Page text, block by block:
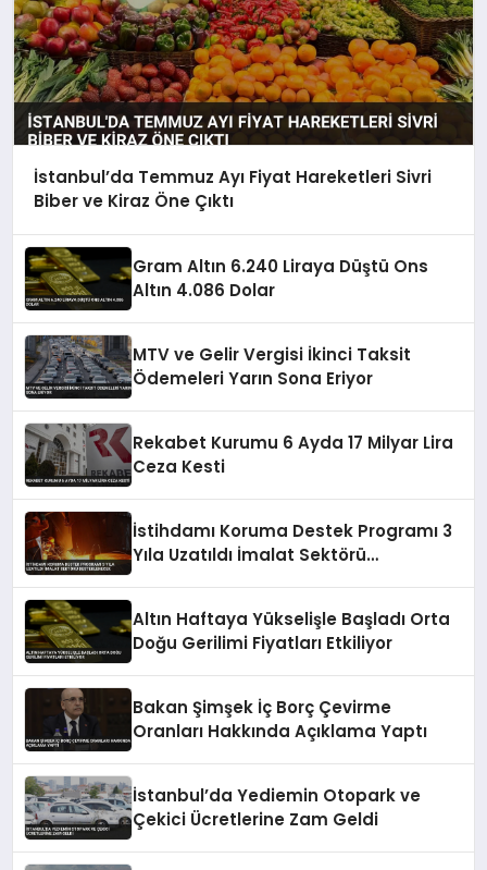
İstanbul’da Temmuz Ayı Fiyat Hareketleri Sivri
Biber ve Kiraz Öne Çıktı
Gram Altın 6.240 Liraya Düştü Ons
Altın 4.086 Dolar
MTV ve Gelir Vergisi İkinci Taksit
Ödemeleri Yarın Sona Eriyor
Rekabet Kurumu 6 Ayda 17 Milyar Lira
Ceza Kesti
İstihdamı Koruma Destek Programı 3
Yıla Uzatıldı İmalat Sektörü
Altın Haftaya Yükselişle Başladı Orta
Doğu Gerilimi Fiyatları Etkiliyor
Bakan Şimşek İç Borç Çevirme
Oranları Hakkında Açıklama Yaptı
İstanbul’da Yediemin Otopark ve
Çekici Ücretlerine Zam Geldi